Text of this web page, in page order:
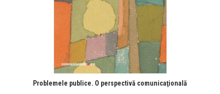
Problemele publice. O perspectivă comunicaţională